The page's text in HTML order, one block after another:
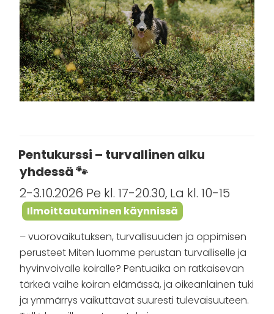
Pentukurssi – turvallinen alku
yhdessä 🐾
2-3.10.2026 Pe kl. 17-20.30, La kl. 10-15
Ilmoittautuminen käynnissä
– vuorovaikutuksen, turvallisuuden ja oppimisen
perusteet Miten luomme perustan turvalliselle ja
hyvinvoivalle koiralle? Pentuaika on ratkaisevan
tärkeä vaihe koiran elämässä, ja oikeanlainen tuki
ja ymmärrys vaikuttavat suuresti tulevaisuuteen.